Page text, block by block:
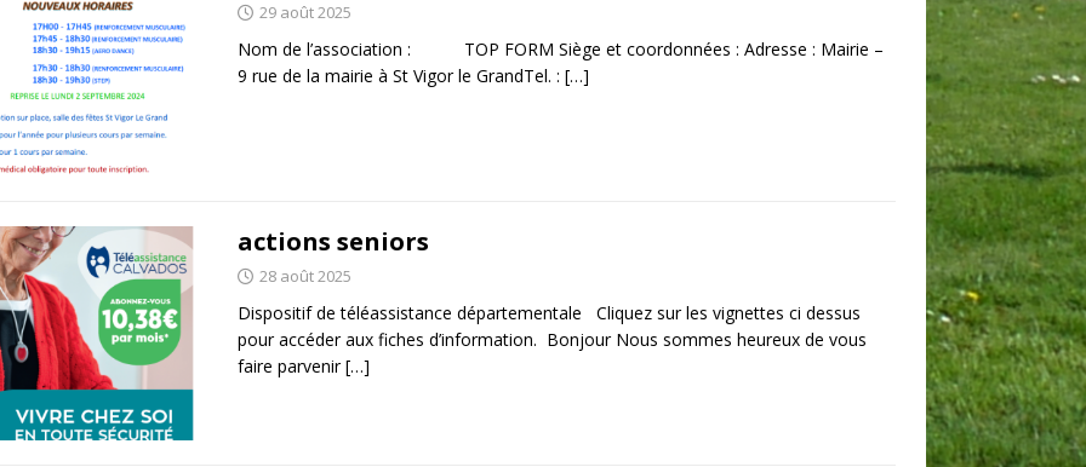
29 août 2025
Nom de l’association : TOP FORM Siège et coordonnées : Adresse : Mairie –
9 rue de la mairie à St Vigor le GrandTel. : […]
actions seniors
28 août 2025
Dispositif de téléassistance départementale Cliquez sur les vignettes ci dessus
pour accéder aux fiches d’information. ​ Bonjour Nous sommes heureux de vous
faire parvenir[…]